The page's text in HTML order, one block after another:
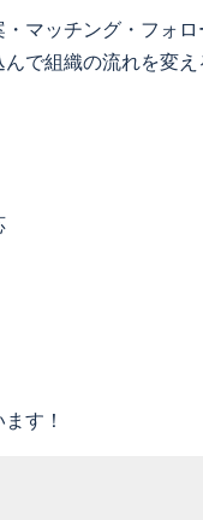
マッチング・フォ
で組織の流れを変
す！